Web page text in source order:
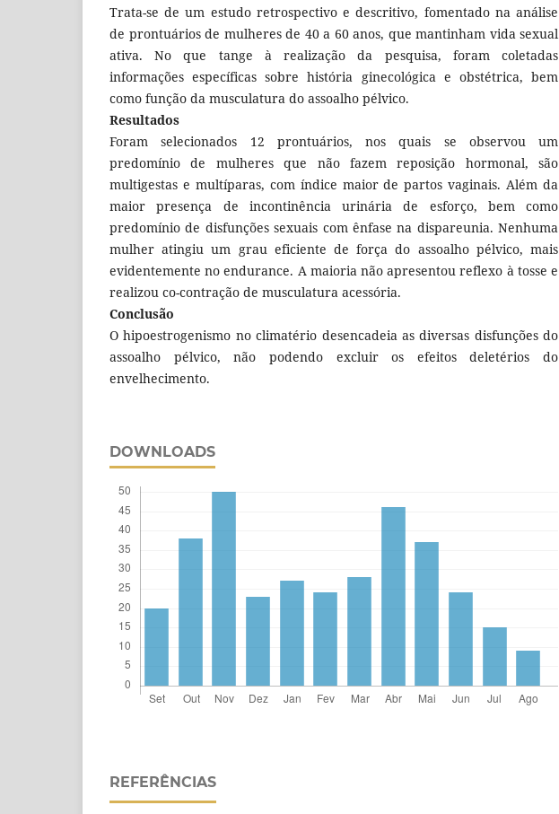
Trata-se de um estudo retrospectivo e descritivo, fomentado na análise
de prontuários de mulheres de 40 a 60 anos, que mantinham vida sexual
ativa. No que tange à realização da pesquisa, foram coletadas
informações específicas sobre história ginecológica e obstétrica, bem
como função da musculatura do assoalho pélvico.
Resultados
Foram selecionados 12 prontuários, nos quais se observou um
predomínio de mulheres que não fazem reposição hormonal, são
multigestas e multíparas, com índice maior de partos vaginais. Além da
maior presença de incontinência urinária de esforço, bem como
predomínio de disfunções sexuais com ênfase na dispareunia. Nenhuma
mulher atingiu um grau eficiente de força do assoalho pélvico, mais
evidentemente no endurance. A maioria não apresentou reflexo à tosse e
realizou co-contração de musculatura acessória.
Conclusão
O hipoestrogenismo no climatério desencadeia as diversas disfunções do
assoalho pélvico, não podendo excluir os efeitos deletérios do
envelhecimento.
DOWNLOADS
REFERÊNCIAS